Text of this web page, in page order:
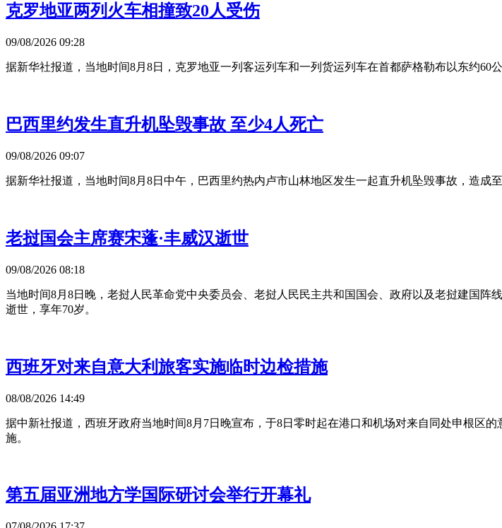
克罗地亚两列火车相撞致20人受伤
09/08/2026 09:28
据新华社报道，当地时间8月8日，克罗地亚一列客运列车和一列货运列车在首都萨格勒布以东约60
巴西里约发生直升机坠毁事故 至少4人死亡
09/08/2026 09:07
据新华社报道，当地时间8月8日中午，巴西里约热内卢市山林地区发生一起直升机坠毁事故，造成至
老挝国会主席赛宋蓬·丰威汉逝世
09/08/2026 08:18
当地时间8月8日晚，老挝人民革命党中央委员会、老挝人民民主共和国国会、政府以及老挝建国
逝世，享年70岁。
西班牙对来自意大利旅客实施临时边检措施
08/08/2026 14:49
据中新社报道，西班牙政府当地时间8月7日晚宣布，于8日零时起在港口和机场对来自同处申根区
施。
第五届亚洲地方学国际研讨会举行开幕礼